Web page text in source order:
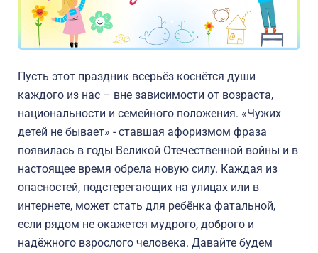
Пусть этот праздник всерьёз коснётся души
каждого из нас – вне зависимости от возраста,
национальности и семейного положения. «Чужих
детей не бывает» - ставшая афоризмом фраза
появилась в годы Великой Отечественной войны и в
настоящее время обрела новую силу. Каждая из
опасностей, подстерегающих на улицах или в
интернете, может стать для ребёнка фатальной,
если рядом не окажется мудрого, доброго и
надёжного взрослого человека. Давайте будем